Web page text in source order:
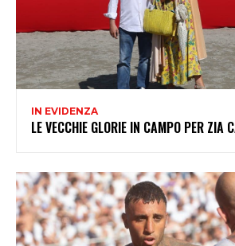
IN EVIDENZA
LE VECCHIE GLORIE IN CAMPO PER ZIA